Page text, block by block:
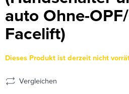
auto Ohne-
Facelift)
Dieses Produkt ist derzeit nicht
Vergleichen